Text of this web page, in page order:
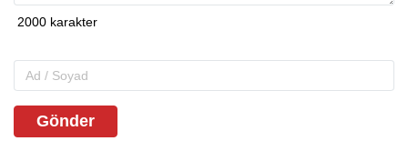
Gönder